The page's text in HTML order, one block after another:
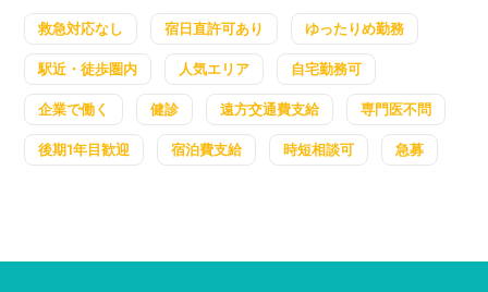
救急対応なし 宿日直許可あり ゆったりめ勤務
駅近・徒歩圏内 人気エリア 自宅勤務可
企業で働く 健診 遠方交通費支給 専門医不問
後期1年目歓迎 宿泊費支給 時短相談可 急募